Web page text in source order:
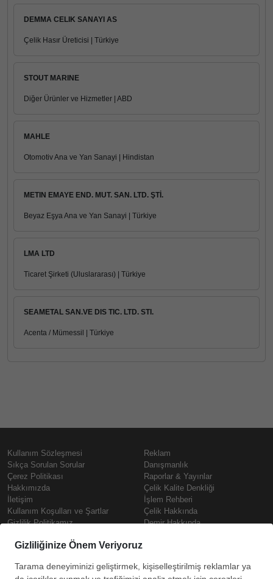
DEMMA CELIK SANAYI AS
Çelik Hasır Üreticisi | Türkiye
STOUT MARINE
Diğer Ürünler ve Hizmetler | ABD
MAHLE
Otomotiv Ana ve Yan Sanayi | Hindistan
METIN EMAYE END. MUT. SAN. LTD. ŞTİ.
Beyaz Eşya Ana ve Yan Sanayi | Türkiye
LMA LTD
Ticaret Şirketi (Uluslararası) | Türkiye
SEAMETAL SAN.VE DIS TIC. LTD. STI.
Acenta / Mümessil | Türkiye
Kullanım Sözleşmesi
Sıkça Sorulan Sorular
Çerez Politikası
Hakkımızda
İletişim
Kullanım Koşulları ve Şartlar
Gizlilik Politikamız
Prime
Reklam
Danışmanlık
Raporlar & Yayınlar
Çelik Kalite Denkliği
İşlem Rehberi
Çelik Hakkında
Demir Hakkında
Çelik Fiyatları Copyright © SteelOrbis Elektronik